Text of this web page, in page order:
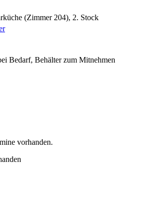
(Zimmer 204), 2. Stock
Bedarf, Behälter zum Mitnehmen
vorhanden.